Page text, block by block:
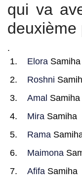
qui va
deuxième
.
Elora Samiha
Roshni
Amal Samiha
Mira Samiha
Rama
Maimona
Afifa Samiha